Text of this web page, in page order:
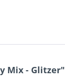
Mix - Glitzer"